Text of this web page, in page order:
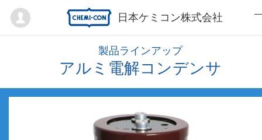
日本ケミコン株式会社
Mypage
製品ラインアップ
アルミ電解コンデンサ